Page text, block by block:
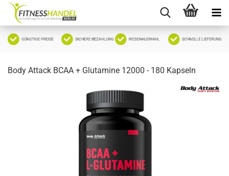
Body Attack BCAA + Glutamine 12000 - 180 Kapseln